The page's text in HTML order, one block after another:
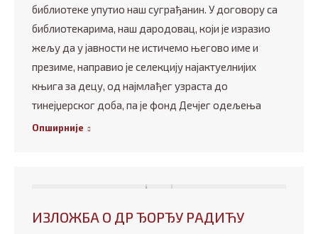
библиотеке упутио наш суграђанин. У договору са
библиотекарима, наш дародовац, који је изразио
жељу да у јавности не истичемо његово име и
презиме, направио је селекцију најактуелнијих
књига за децу, од најмлађег узраста до
тинејџерског доба, па је фонд Дечјег одељења
Опширније
ИЗЛОЖБА О ДР ЂОРЂУ РАДИЋУ